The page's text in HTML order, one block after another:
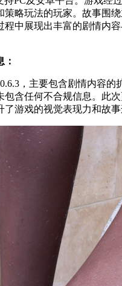
策略玩法的玩家。故事围
程中展现出丰富的剧情内
：
，主要包含剧情内容的
包含任何不合规信息。此
了游戏的视觉表现力和故事